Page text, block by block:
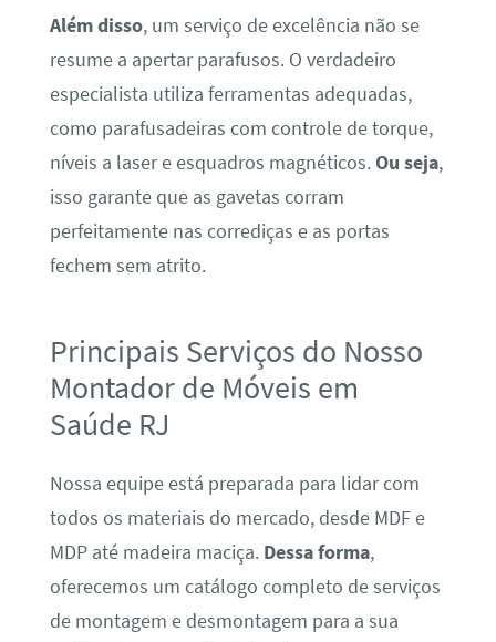
Além disso, um serviço de excelência não se
resume a apertar parafusos. O verdadeiro
especialista utiliza ferramentas adequadas,
como parafusadeiras com controle de torque,
níveis a laser e esquadros magnéticos.Ou seja,
isso garante que as gavetas corram
perfeitamente nas corrediças e as portas
fechem sem atrito.
Principais Serviços do Nosso
Montador de Móveis em
Saúde RJ
Nossa equipe está preparada para lidar com
todos os materiais do mercado, desde MDF e
MDP até madeira maciça. Dessa forma,
oferecemos um catálogo completo de serviços
de montagem e desmontagem para a sua